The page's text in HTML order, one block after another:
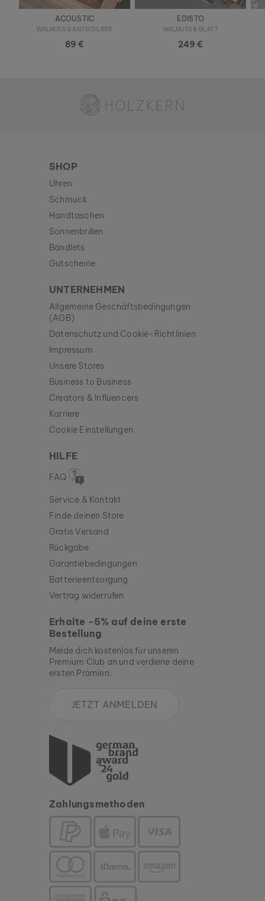
ACOUSTIC
WALNUSS & ANTIKSILBER
89 €
EDISTO
WALNUSS & BLATT
249 €
SHOP
Uhren
Schmuck
Handtaschen
Sonnenbrillen
Bandlets
Gutscheine
UNTERNEHMEN
Allgemeine Geschäftsbedingungen
(AGB)
Datenschutz und Cookie-Richtlinien
Impressum
Unsere Stores
Business to Business
Creators & Influencers
Karriere
Cookie Einstellungen
HILFE
FAQ
Service & Kontakt
Finde deinen Store
Gratis Versand
Rückgabe
Garantiebedingungen
Batterieentsorgung
Vertrag widerrufen
Erhalte -5% auf deine erste
Bestellung
Melde dich kostenlos für unseren
Premium Club an und verdiene deine
ersten Prämien.
JETZT ANMELDEN
Zahlungsmethoden